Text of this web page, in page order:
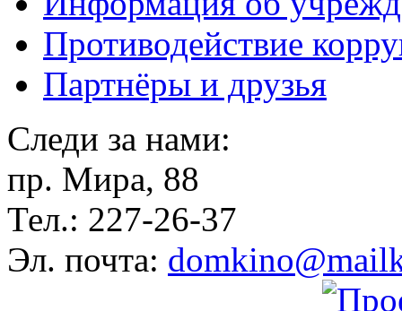
Противодействие
Партнёры и друзья
Следи за нами:
пр. Мира, 88
Тел.: 227-26-37
Эл. почта: